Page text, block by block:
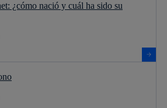
¿cómo nació y cuál ha sido su